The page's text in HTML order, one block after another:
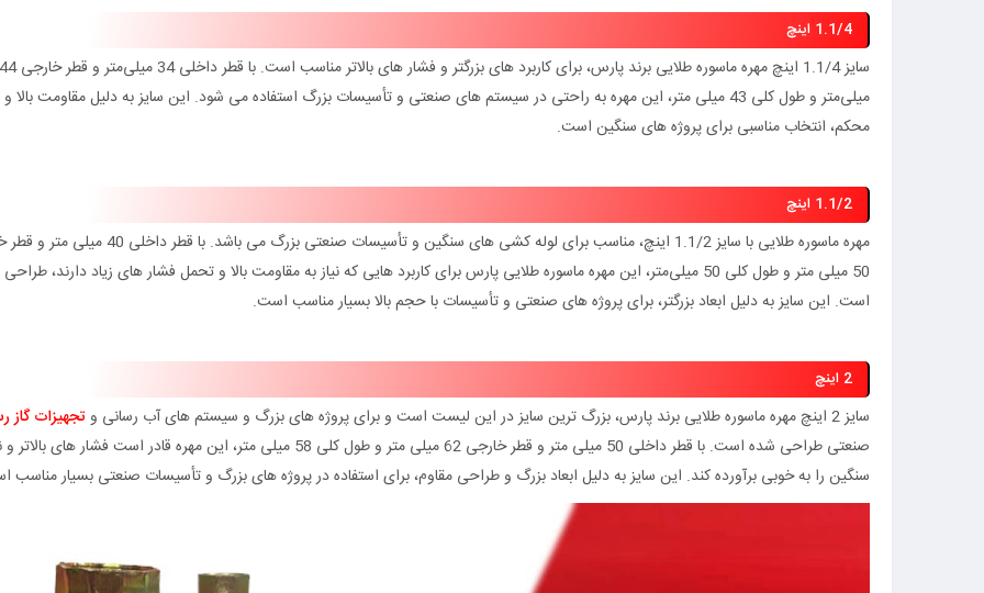
سایز 1.1/4 اینچ مهره ماسوره طلایی برند پارس، برای کاربرد های بزرگتر و فشار های بالاتر مناسب است. با قطر داخلی 34 میلی‌متر و قطر خارجی 44
میلی‌متر و طول کلی 43 میلی‌ متر، این مهره به راحتی در سیستم‌ های صنعتی و تأسیسات بزرگ استفاده می‌ شود. این سایز به دلیل مقاومت
محکم، انتخاب مناسبی برای پروژه‌ های سنگین است.
مهره ماسوره طلایی با سایز 1.1/2 اینچ، مناسب برای لوله‌ کشی‌ های سنگین و تأسیسات صنعتی بزرگ می‌
50 میلی‌ متر و طول کلی 50 میلی‌متر، این مهره ماسوره طلایی پارس برای کاربرد هایی که نیاز به مقاومت بالا و تحمل فشار های زیاد دارند،
است. این سایز به دلیل ابعاد بزرگتر، برای پروژه‌ های صنعتی و تأسیسات با حجم بالا بسیار مناسب است.
سایز 2 اینچ مهره ماسوره طلایی برند پارس، بزرگ‌ ترین سایز در این لیست است و برای پروژه‌ های بزرگ و سیستم‌ های آب‌ رسانی و
تجهیزات گاز
صنعتی طراحی شده است. با قطر داخلی 50 میلی‌ متر و قطر خارجی 62 میلی‌ متر و طول کلی 58 میلی‌ متر، این مهره قادر است فشار
سنگین را به خوبی برآورده کند. این سایز به دلیل ابعاد بزرگ و طراحی مقاوم، برای استفاده در پروژه‌ های بزرگ و تأسیسات صنعتی بسیار مناسب